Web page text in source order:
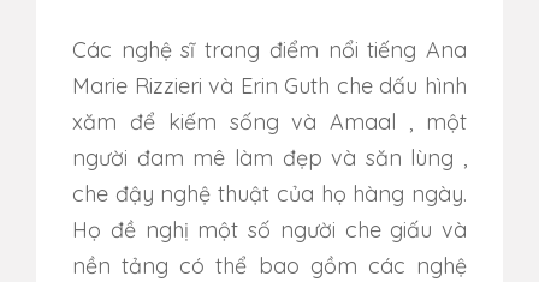
Các nghệ sĩ trang điểm nổi tiếng Ana
Marie Rizzieri và Erin Guth che dấu hình
xăm để kiếm sống và Amaal , một
người đam mê làm đẹp và săn lùng ,
che đậy nghệ thuật của họ hàng ngày.
Họ đề nghị một số người che giấu và
nền tảng có thể bao gồm các nghệ